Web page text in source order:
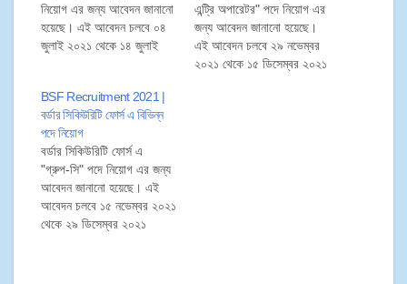
নিয়োগ এর জন্য আবেদন জানানো
হয়েছে। এই আবেদন চলবে ০৪
জুলাই ২০২১ থেকে ১৪ জুলাই
আবেদনপত্র জমা করতে পারেন।
আবেদনপত্র সারা ভারত থেকে
গ্রহণ করা হবে।
এন্ট্রি অপারেটর" পদে নিয়োগ এর
জন্য আবেদন জানানো হয়েছে।
এই আবেদন চলবে ২৯ নভেম্বর
২০২১ থেকে ১৫ ডিসেম্বর ২০২১
BSF Recruitment 2021 |
বর্ডার সিকিউরিটি ফোর্স এ বিভিন্ন
পদে নিয়োগ
বর্ডার সিকিউরিটি ফোর্স এ
"গ্রুপ-সি" পদে নিয়োগ এর জন্য
আবেদন জানানো হয়েছে। এই
আবেদন চলবে ১৫ নভেম্বর ২০২১
থেকে ২৯ ডিসেম্বর ২০২১